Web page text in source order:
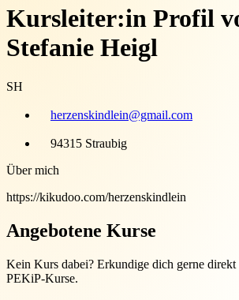
Kursleiter:in Profil
Stefanie Heigl
SH
herzenskindlein@gmail.com
94315 Straubig
Über mich
https://kikudoo.com/herzenskindlein
Angebotene Kurse
Kein Kurs dabei? Erkundige dich gerne
PEKiP-Kurse.